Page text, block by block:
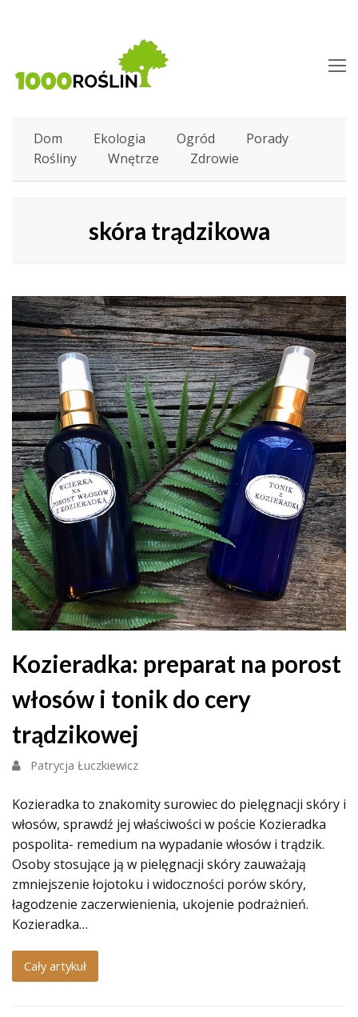
Dom Ekologia Ogród
Porady
Rośliny
Wnętrze Zdrowie
skóra trądzikowa
Kozieradka: preparat na porost
włosów i tonik do cery
trądzikowej
Patrycja Łuczkiewicz
Kozieradka to znakomity surowiec do pielęgnacji skóry i
włosów, sprawdź jej właściwości w poście Kozieradka
pospolita- remedium na wypadanie włosów i trądzik.
Osoby stosujące ją w pielęgnacji skóry zauważają
zmniejszenie łojotoku i widoczności porów skóry,
łagodzenie zaczerwienienia, ukojenie podrażnień.
Kozieradka…
Cały artykuł